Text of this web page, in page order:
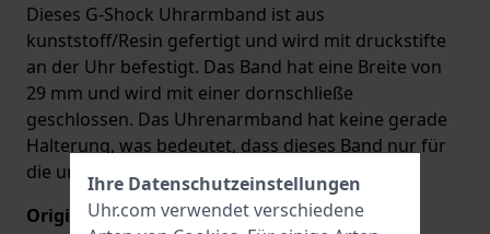
Dieses G-Shock Uhrarmband ist aus
kunststoff/Resin gefertigt und wird mit druckstifte
an der Uhr befestigt. Das Band hat eine Breite von
29 mm und wird mit einer dornschließe
geschlossen. Das Uhrenarmband hat keine gerade
Halterung, was bedeutet, dass dieses Band nur für
die unten aufgeführten Uhren geeignet ist.
Original Band für
Ihre Datenschutzeinstellungen
Uhr.com verwendet verschiedene